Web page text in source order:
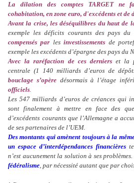
La dilation des comptes TARGET ne
cohabitation, en zone euro, d'excédents et de
Avant la crise, les déséquilibres du haut de
exemple les déficits courants des pays du
compensés par lesinvestissements de
exemple les excédents d’épargne des pays du
Avec la raréfaction de ces dernierset la
centrale (1 140 milliards d’euros de
bouclage s’opèredésormais à l’étage
officiels.
Les 547 milliards d’euros de créances qui
sont finalement à mettre en face des
d’excédents courants que l’Allemagne a
de ses partenaires de l’UEM.
Des montants qui amènent toujours à la
un espace d’interdépendances financières
n’est aucunement la solution à ses problèmes.
fédéralisme, par nécessité autant que par